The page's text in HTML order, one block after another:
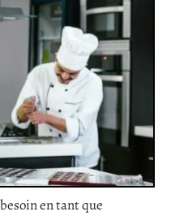
en tant que